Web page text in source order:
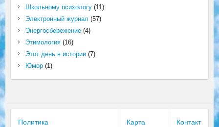
Школьному психологу(11)
Электронный журнал (57)
Энергосбережение(4)
Этимология(16)
Этот день в истории(7)
Юмор(1)
Политика
Карта
Контакт